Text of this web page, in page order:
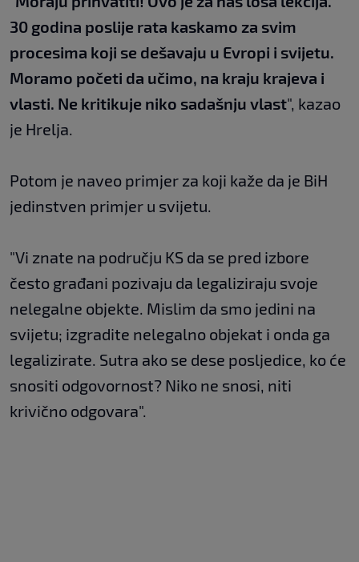
30 godina poslije rata kaskamo za svim
procesima koji se dešavaju u Evropi i svijetu.
Moramo početi da učimo, na kraju krajeva i
vlasti. Ne kritikuje niko sadašnju vlast", kazao
je Hrelja.
Potom je naveo primjer za koji kaže da je BiH
jedinstven primjer u svijetu.
"Vi znate na području KS da se pred izbore
često građani pozivaju da legaliziraju svoje
nelegalne objekte. Mislim da smo jedini na
svijetu; izgradite nelegalno objekat i onda ga
legalizirate. Sutra ako se dese posljedice, ko će
snositi odgovornost? Niko ne snosi, niti
krivično odgovara".